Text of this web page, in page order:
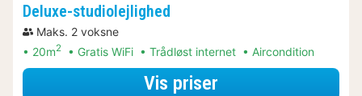
Deluxe-studiolejlighed
Maks. 2 voksne
20m2 Gratis WiFi Trådløst internet Aircondition
Vis priser